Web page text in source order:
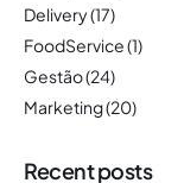
Delivery(17)
FoodService(1)
Gestão(24)
Marketing(20)
Recent posts